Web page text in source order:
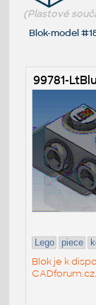
(Plastové
Blok-model
99781-
Lego piece
Blok je k